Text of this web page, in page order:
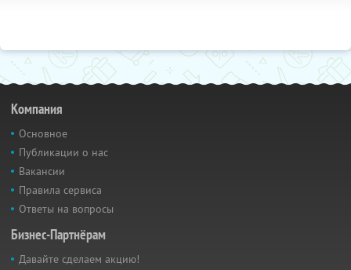
Компания
Основное
Публикации о нас
Вакансии
Правила сервиса
Ответы на вопросы
Бизнес-Партнёрам
Давайте сделаем акцию!